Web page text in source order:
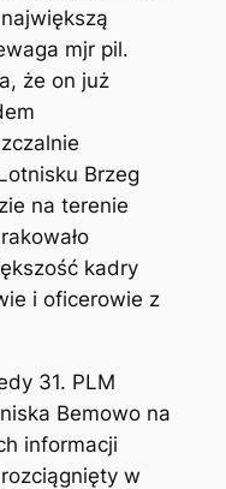
mjr pil.
że on już
Brzeg
na terenie
kadry
i oficerowie z
31. PLM
Bemowo na
informacji
w